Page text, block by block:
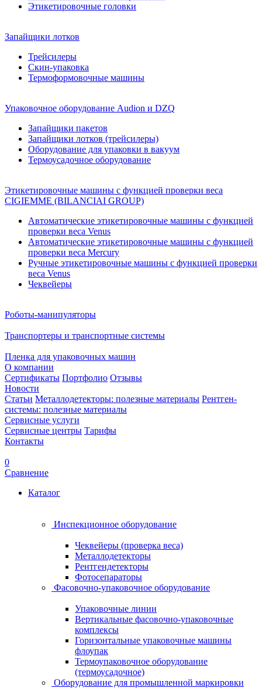
Этикетировочные головки
Запайщики лотков
Трейсилеры
Скин-упаковка
Термоформовочные машины
Упаковочное оборудование Audion и DZQ
Запайщики пакетов
Запайщики лотков (трейсилеры)
Оборудование для упаковки в вакуум
Термоусадочное оборудование
Этикетировочные машины с функцией проверки веса
CIGIEMME (BILANCIAI GROUP)
Автоматические этикетировочные машины с функцией
проверки веса Venus
Автоматические этикетировочные машины с функцией
проверки веса Mercury
Ручные этикетировочные машины с функцией проверки
веса Venus
Чеквейеры
Роботы-манипуляторы
Транспортеры и транспортные системы
Пленка для упаковочных машин
О компании
Сертификаты Портфолио Отзывы
Новости
Статьи Металлодетекторы: полезные материалы Рентген-
системы: полезные материалы
Сервисные услуги
Сервисные центры Тарифы
Контакты
0
Сравнение
Каталог
Инспекционное оборудование
Чеквейеры (проверка веса)
Металлодетекторы
Рентгендетекторы
Фотосепараторы
Фасовочно-упаковочное оборудование
Упаковочные линии
Вертикальные фасовочно-упаковочные
комплексы
Горизонтальные упаковочные машины
флоупак
Термоупаковочное оборудование
(термоусадочное)
Оборудование для промышленной маркировки